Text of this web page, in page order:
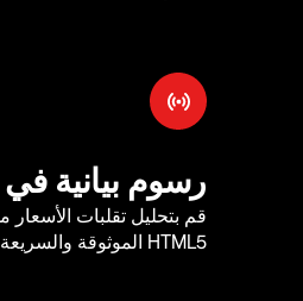
رسوم بيانية
قم بتحليل تقلبات الأسعار
HTML5 الموثوقة والسريعة عبر أكثر من 25 مؤشر